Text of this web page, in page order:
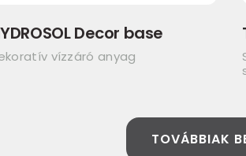
Decor base
vízzáró anyag
TOVÁBBIAK